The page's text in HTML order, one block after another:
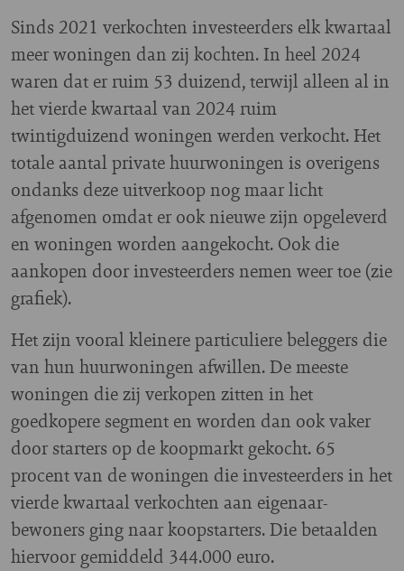
Sinds 2021 verkochten investeerders elk kwartaal
meer woningen dan zij kochten. In heel 2024
waren dat er ruim 53 duizend, terwijl alleen al in
het vierde kwartaal van 2024 ruim
twintigduizend woningen werden verkocht. Het
totale aantal private huurwoningen is overigens
ondanks deze uitverkoop nog maar licht
afgenomen omdat er ook nieuwe zijn opgeleverd
en woningen worden aangekocht. Ook die
aankopen door investeerders nemen weer toe (zie
grafiek).
Het zijn vooral kleinere particuliere beleggers die
van hun huurwoningen afwillen. De meeste
woningen die zij verkopen zitten in het
goedkopere segment en worden dan ook vaker
door starters op de koopmarkt gekocht. 65
procent van de woningen die investeerders in het
vierde kwartaal verkochten aan eigenaar-
bewoners ging naar koopstarters. Die betaalden
hiervoor gemiddeld 344.000 euro.